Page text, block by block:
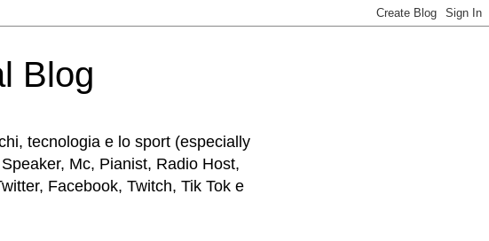
Blog
tecnologia e lo sport (especially
Mc, Pianist, Radio Host,
Facebook, Twitch, Tik Tok e